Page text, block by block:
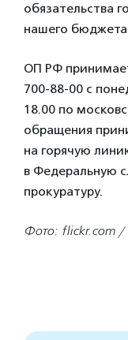
обязательства
нашего
ОП РФ
700-88-00 с
18.00 по
обращения
на горячую
в Федеральную
прокуратуру.
Фото: flickr.com /